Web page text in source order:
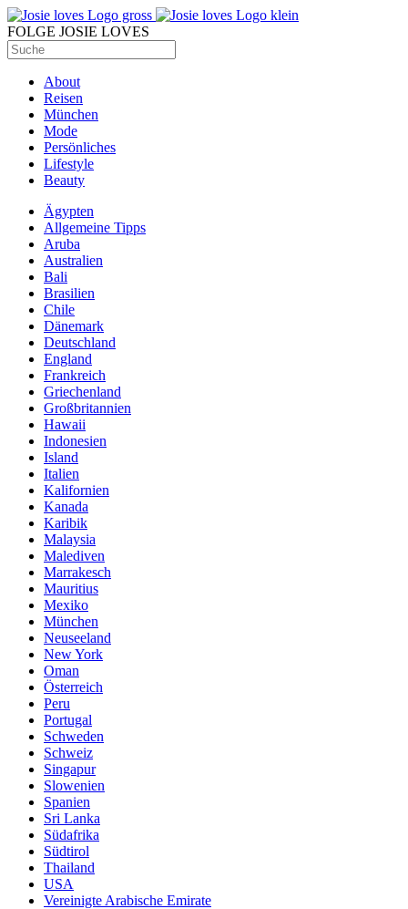
FOLGE JOSIE LOVES
About
Reisen
München
Mode
Persönliches
Lifestyle
Beauty
Ägypten
Allgemeine Tipps
Aruba
Australien
Bali
Brasilien
Chile
Dänemark
Deutschland
England
Frankreich
Griechenland
Großbritannien
Hawaii
Indonesien
Island
Italien
Kalifornien
Kanada
Karibik
Malaysia
Malediven
Marrakesch
Mauritius
Mexiko
München
Neuseeland
New York
Oman
Österreich
Peru
Portugal
Schweden
Schweiz
Singapur
Slowenien
Spanien
Sri Lanka
Südafrika
Südtirol
Thailand
USA
Vereinigte Arabische Emirate